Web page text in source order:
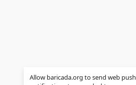
Allow baricada.org to send web push